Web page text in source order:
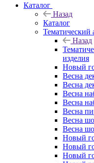
Каталог
Назад
Каталог
Тематический
Назад
изделия
Новый
Весна
Весна
Весна
Весна
Весна
Весна
Весна
Новый
Новый
Новый